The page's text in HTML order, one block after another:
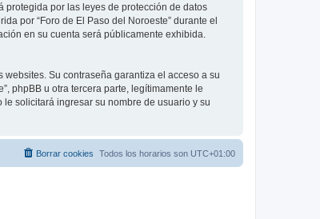
protegida por las leyes de protección de datos
por “Foro de El Paso del Noroeste” durante el
en su cuenta será públicamente exhibida.
Su contraseña garantiza el acceso a su
phpBB u otra tercera parte, legítimamente le
solicitará ingresar su nombre de usuario y su
Todos los horarios son UTC+01:00
Borrar cookies